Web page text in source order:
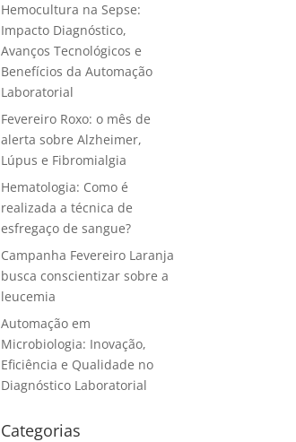
Hemocultura na Sepse:
Impacto Diagnóstico,
Avanços Tecnológicos e
Benefícios da Automação
Laboratorial
Fevereiro Roxo: o mês de
alerta sobre Alzheimer,
Lúpus e Fibromialgia
Hematologia: Como é
realizada a técnica de
esfregaço de sangue?
Campanha Fevereiro Laranja
busca conscientizar sobre a
leucemia
Automação em
Microbiologia: Inovação,
Eficiência e Qualidade no
Diagnóstico Laboratorial
Categorias